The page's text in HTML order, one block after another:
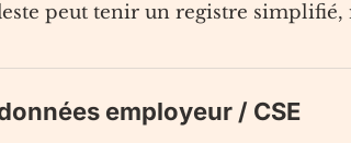
peut tenir un registre simplifié,
employeur / CSE